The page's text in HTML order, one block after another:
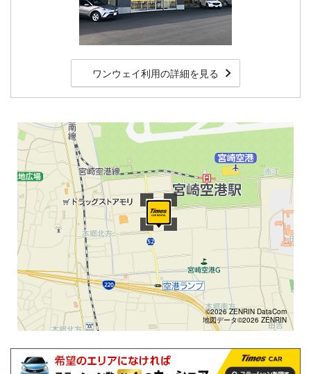
ワンウェイ利用の詳細を見る
©2026 ZENRIN DataCom
地図データ©2026 ZENRIN